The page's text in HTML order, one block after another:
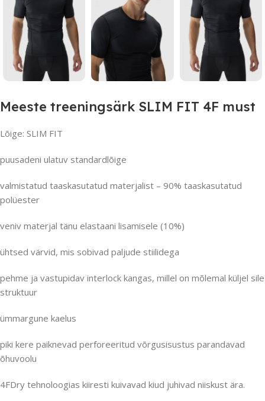
Meeste treeningsärk SLIM FIT 4F must
Lõige: SLIM FIT
puusadeni ulatuv standardlõige
valmistatud taaskasutatud materjalist – 90% taaskasutatud
polüester
veniv materjal tänu elastaani lisamisele (10%)
ühtsed värvid, mis sobivad paljude stiilidega
pehme ja vastupidav interlock kangas, millel on mõlemal küljel sile
struktuur
ümmargune kaelus
piki kere paiknevad perforeeritud võrgusisustus parandavad
õhuvoolu
4FDry tehnoloogias kiiresti kuivavad kiud juhivad niiskust ära.